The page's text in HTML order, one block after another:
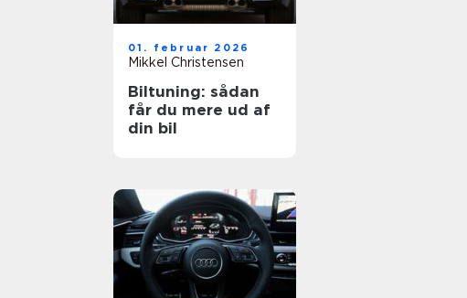
01. februar 2026
Mikkel Christensen
Biltuning: sådan
får du mere ud af
din bil